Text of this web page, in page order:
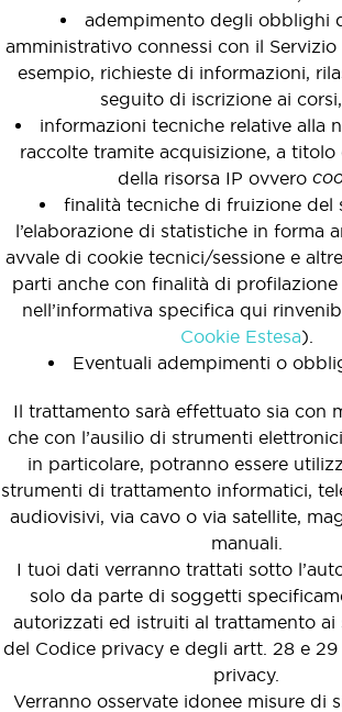
adempimento degli obblighi
amministrativo connessi con il
esempio, richieste di informazioni,
seguito di iscrizione ai
informazioni tecniche relative alla
raccolte tramite acquisizione, a titolo
della risorsa IP ovvero
finalità tecniche di fruizione del
l’elaborazione di statistiche in forma
avvale di cookie tecnici/sessione e
parti anche con finalità di
nell’informativa specifica qui
Cookie Estesa).
Eventuali adempimenti o
Il trattamento sarà effettuato sia con
che con l’ausilio di strumenti
in particolare, potranno essere
strumenti di trattamento informatici,
audiovisivi, via cavo o via satellite,
manuali.
I tuoi dati verranno trattati sotto
solo da parte di soggetti
autorizzati ed istruiti al trattamento ai
del Codice privacy e degli artt. 28 e
privacy.
Verranno osservate idonee misure di